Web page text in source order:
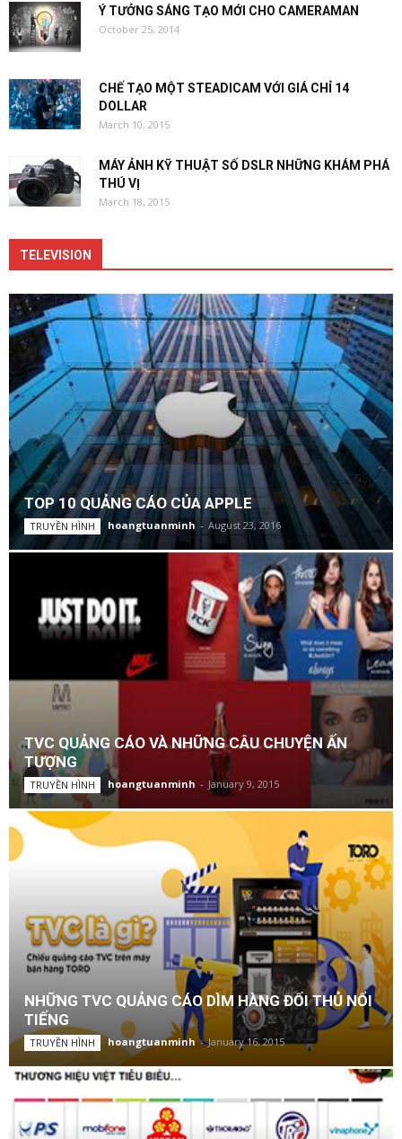
Ý TƯỞNG SÁNG TẠO MỚI CHO CAMERAMAN
October 25, 2014
CHẾ TẠO MỘT STEADICAM VỚI GIÁ CHỈ 14
DOLLAR
March 10, 2015
MÁY ẢNH KỸ THUẬT SỐ DSLR NHỮNG KHÁM PHÁ
THÚ VỊ
March 18, 2015
TELEVISION
TOP 10 QUẢNG CÁO CỦA APPLE
TRUYỀN HÌNH hoangtuanminh - August 23, 2016
TVC QUẢNG CÁO VÀ NHỮNG CÂU CHUYỆN ẤN
TƯỢNG
TRUYỀN HÌNH hoangtuanminh - January 9, 2015
NHỮNG TVC QUẢNG CÁO DÌM HÀNG ĐỐI THỦ NỔI
TIẾNG
TRUYỀN HÌNH hoangtuanminh - January 16, 2015